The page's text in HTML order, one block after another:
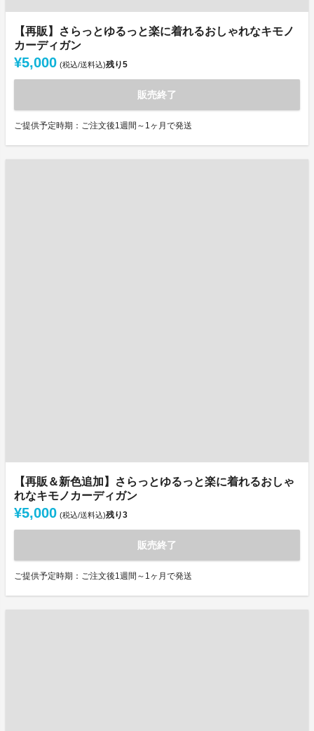
【再販】さらっとゆるっと楽に着れるおしゃれなキモノ
カーディガン
¥5,000 (税込/送料込)残り5
販売終了
ご提供予定時期：ご注文後1週間～1ヶ月で発送
【再販＆新色追加】さらっとゆるっと楽に着れるおしゃ
れなキモノカーディガン
¥5,000 (税込/送料込)残り3
販売終了
ご提供予定時期：ご注文後1週間～1ヶ月で発送